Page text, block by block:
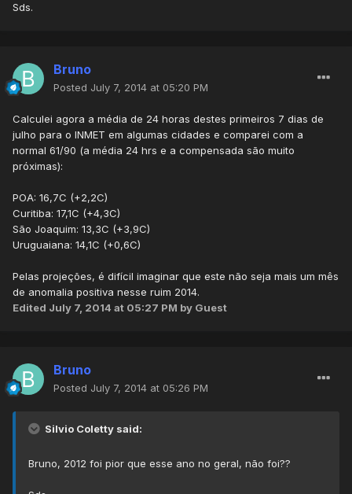
Sds.
Bruno
Posted July 7, 2014 at 05:20 PM
Calculei agora a média de 24 horas destes primeiros 7 dias de
julho para o INMET em algumas cidades e comparei com a
normal 61/90 (a média 24 hrs e a compensada são muito
próximas):
POA: 16,7C (+2,2C)
Curitiba: 17,1C (+4,3C)
São Joaquim: 13,3C (+3,9C)
Uruguaiana: 14,1C (+0,6C)
Pelas projeções, é difícil imaginar que este não seja mais um mês
de anomalia positiva nesse ruim 2014.
Edited July 7, 2014 at 05:27 PM by Guest
Bruno
Posted July 7, 2014 at 05:26 PM
Silvio Coletty said:
Bruno, 2012 foi pior que esse ano no geral, não foi??